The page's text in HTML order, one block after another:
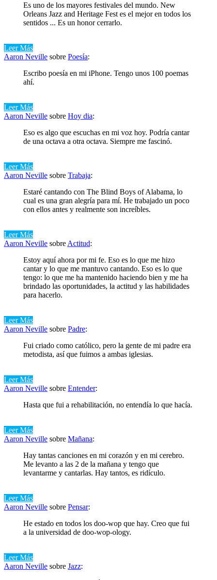
Es uno de los mayores festivales del mundo. New
Orleans Jazz and Heritage Fest es el mejor en todos los
sentidos ... Es un honor cerrarlo.
Leer Más
Aaron Neville sobre Poesía:
Escribo poesía en mi iPhone. Tengo unos 100 poemas
ahí.
Leer Más
Aaron Neville sobre Hoy dia:
Eso es algo que escuchas en mi voz hoy. Podría cantar
de una octava a otra octava. Siempre me fascinó.
Leer Más
Aaron Neville sobre Trabaja:
Estaré cantando con The Blind Boys of Alabama, lo
cual es una gran alegría para mí. He trabajado un poco
con ellos antes y realmente son increíbles.
Leer Más
Aaron Neville sobre Actitud:
Estoy aquí ahora por mi fe. Eso es lo que me hizo
cantar y lo que me mantuvo cantando. Eso es lo que
tengo: lo que me ha mantenido haciendo bien y me ha
brindado las oportunidades, la actitud y las habilidades
para hacerlo.
Leer Más
Aaron Neville sobre Padre:
Fui criado como católico, pero la gente de mi padre era
metodista, así que fuimos a ambas iglesias.
Leer Más
Aaron Neville sobre Entender:
Hasta que fui a rehabilitación, no entendía lo que hacía.
Leer Más
Aaron Neville sobre Mañana:
Hay tantas canciones en mi corazón y en mi cerebro.
Me levanto a las 2 de la mañana y tengo que
levantarme y cantarlas. Hay tantos, es ridículo.
Leer Más
Aaron Neville sobre Pensar:
He estado en todos los doo-wop que hay. Creo que fui
a la universidad de doo-wop-ology.
Leer Más
Aaron Neville sobre Jazz: